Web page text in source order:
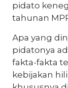
pidato
tahunan
Apa yang
pidatonya
fakta-fakta
kebijakan